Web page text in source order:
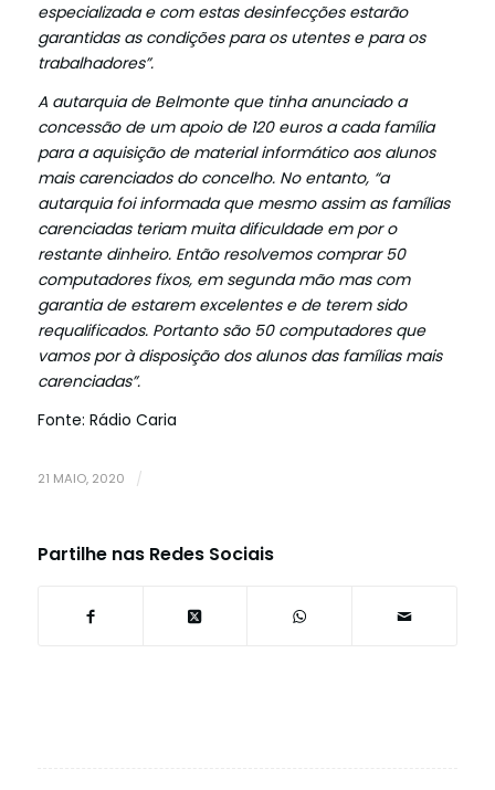
especializada e com estas desinfecções estarão
garantidas as condições para os utentes e para os
trabalhadores”.
A autarquia de Belmonte que tinha anunciado a
concessão de um apoio de 120 euros a cada família
para a aquisição de material informático aos alunos
mais carenciados do concelho. No entanto, “a
autarquia foi informada que mesmo assim as famílias
carenciadas teriam muita dificuldade em por o
restante dinheiro. Então resolvemos comprar 50
computadores fixos, em segunda mão mas com
garantia de estarem excelentes e de terem sido
requalificados. Portanto são 50 computadores que
vamos por à disposição dos alunos das famílias mais
carenciadas”.
Fonte: Rádio Caria
21 MAIO, 2020 /
Partilhe nas Redes Sociais